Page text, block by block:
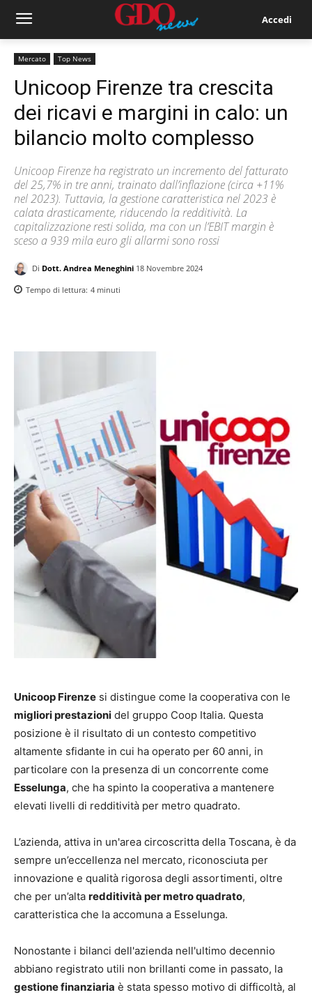
Accedi
Mercato Top News
Unicoop Firenze tra crescita
dei ricavi e margini in calo: un
bilancio molto complesso
Unicoop Firenze ha registrato un incremento del fatturato
del 25,7% in tre anni, trainato dall’inflazione (circa +11%
nel 2023). Tuttavia, la gestione caratteristica nel 2023 è
calata drasticamente, riducendo la redditività. La
capitalizzazione resti solida, ma con un l’EBIT margin è
sceso a 939 mila euro gli allarmi sono rossi
Di Dott. Andrea Meneghini 18 Novembre 2024
Tempo di lettura: 4 minuti
Unicoop Firenze si distingue come la cooperativa con le
migliori prestazioni del gruppo Coop Italia. Questa
posizione è il risultato di un contesto competitivo
altamente sfidante in cui ha operato per 60 anni, in
particolare con la presenza di un concorrente come
Esselunga, che ha spinto la cooperativa a mantenere
elevati livelli di redditività per metro quadrato.
L’azienda, attiva in un'area circoscritta della Toscana, è da
sempre un’eccellenza nel mercato, riconosciuta per
innovazione e qualità rigorosa degli assortimenti, oltre
che per un’alta redditività per metro quadrato,
caratteristica che la accomuna a Esselunga.
Nonostante i bilanci dell'azienda nell'ultimo decennio
abbiano registrato utili non brillanti come in passato, la
gestione finanziaria è stata spesso motivo di difficoltà, al